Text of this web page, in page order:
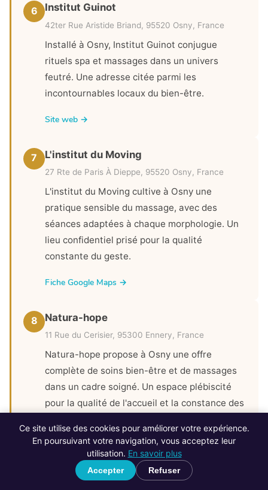
6 Institut Guinot
42ter Rue Aristide Briand, 95520 Osny, France
Installé à Osny, Institut Guinot conjugue
rituels spa et massages dans un univers
feutré. Une adresse citée parmi les
incontournables locaux du bien-être.
Site web →
7 L'institut du Moving
27 Rte de Paris À Dieppe, 95520 Osny, France
L'institut du Moving cultive à Osny une
pratique sensible du massage, avec des
séances adaptées à chaque morphologie. Un
lieu confidentiel prisé pour la qualité
constante du geste.
Fiche Google Maps →
8 Natura-hope
11 Rue du Cerisier, 95300 Ennery, France
Natura-hope propose à Osny une offre
complète de soins bien-être et de massages
dans un cadre soigné. Un espace plébiscité
pour la qualité de l'accueil et la constance des
Site web →
Ce site utilise des cookies pour améliorer votre expérience.
En poursuivant votre navigation, vous acceptez leur
utilisation. En savoir plus
Accepter Refuser